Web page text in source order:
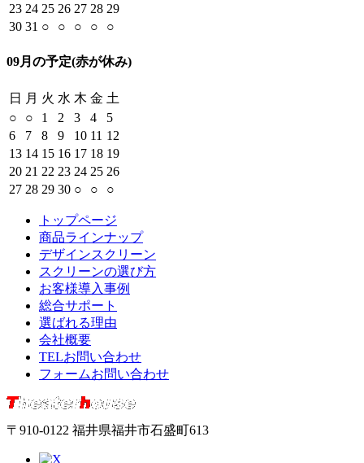
23 24 25 26 27 28 29
30 31 ○ ○ ○ ○ ○
09月の予定(赤が休み)
日 月 火 水 木 金 土
○
○ 1 2 3 4
5
6
7 8 9 10 11 12
13 14 15 16 17 18 19
20 21 22 23 24 25 26
27 28 29 30 ○ ○ ○
トップページ
商品ラインナップ
デザインスクリーン
スクリーンの選び方
お客様導入事例
総合サポート
選ばれる理由
会社概要
TELお問い合わせ
フォームお問い合わせ
〒910-0122 福井県福井市石盛町613